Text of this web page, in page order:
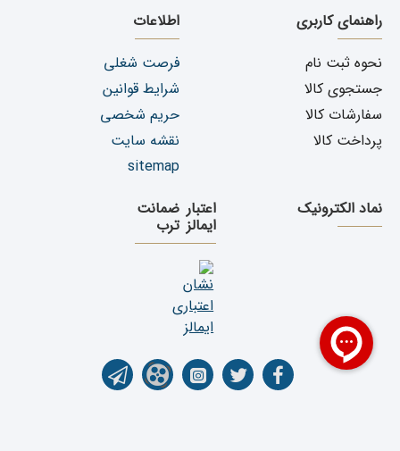
راهنمای کاربری
نحوه ثبت نام
جستجوی کالا
سفارشات کالا
پرداخت کالا
اطلاعات
فرصت شغلی
شرایط قوانین
حریم شخصی
نقشه سایت
sitemap
نماد الکترونیک
اعتبار
ایمالز
ضمانت
ترب